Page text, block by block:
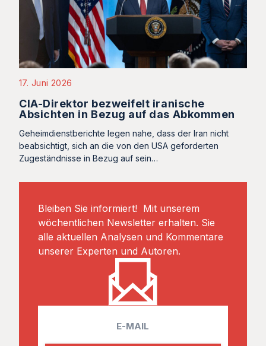
17. Juni 2026
CIA-Direktor bezweifelt iranische
Absichten in Bezug auf das Abkommen
Geheimdienstberichte legen nahe, dass der Iran nicht
beabsichtigt, sich an die von den USA geforderten
Zugeständnisse in Bezug auf sein…
Bleiben Sie informiert! Mit unserem
wöchentlichen Newsletter erhalten. Sie
alle aktuellen Analysen und Kommentare
unserer Experten und Autoren.